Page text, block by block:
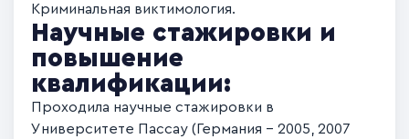
Криминальная виктимология.
Научные стажировки и
повышение
квалификации:
Проходила научные стажировки в
Университете Пассау (Германия – 2005, 2007